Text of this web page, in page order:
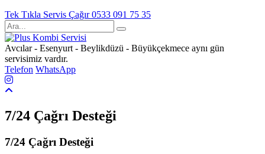
Tek Tıkla Servis Çağır 0533 091 75 35
Avcılar - Esenyurt - Beylikdüzü - Büyükçekmece aynı gün
servisimiz vardır.
Telefon WhatsApp
7/24 Çağrı Desteği
7/24 Çağrı Desteği